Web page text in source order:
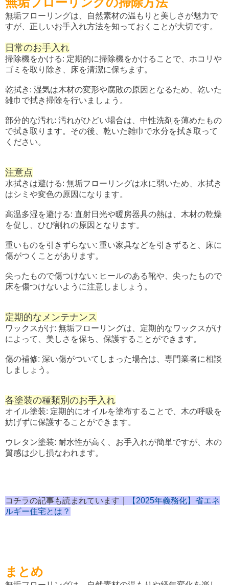
無垢フローリングは、自然素材の温もりと美しさが魅力で
すが、正しいお手入れ方法を知っておくことが大切です。
日常のお手入れ
掃除機をかける: 定期的に掃除機をかけることで、ホコリや
ゴミを取り除き、床を清潔に保ちます。
乾拭き: 湿気は木材の変形や腐敗の原因となるため、乾いた
雑巾で拭き掃除を行いましょう。
部分的な汚れ: 汚れがひどい場合は、中性洗剤を薄めたもの
で拭き取ります。その後、乾いた雑巾で水分を拭き取って
ください。
注意点
水拭きは避ける: 無垢フローリングは水に弱いため、水拭き
はシミや変色の原因になります。
高温多湿を避ける: 直射日光や暖房器具の熱は、木材の乾燥
を促し、ひび割れの原因となります。
重いものを引きずらない: 重い家具などを引きずると、床に
傷がつくことがあります。
尖ったもので傷つけない: ヒールのある靴や、尖ったもので
床を傷つけないように注意しましょう。
定期的なメンテナンス
ワックスがけ: 無垢フローリングは、定期的なワックスがけ
によって、美しさを保ち、保護することができます。
傷の補修: 深い傷がついてしまった場合は、専門業者に相談
しましょう。
各塗装の種類別のお手入れ
オイル塗装: 定期的にオイルを塗布することで、木の呼吸を
妨げずに保護することができます。
ウレタン塗装: 耐水性が高く、お手入れが簡単ですが、木の
質感は少し損なわれます。
コチラの記事も読まれています｜
【2025年義務化】省エネ
ルギー住宅とは？
まとめ